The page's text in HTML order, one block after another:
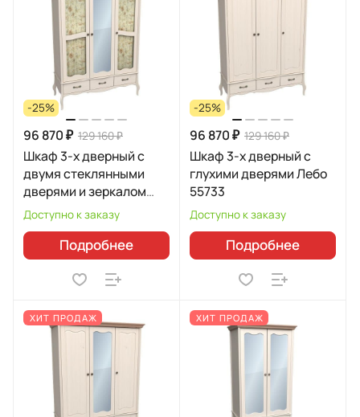
-25%
96 870 ₽ 129 160 ₽
Шкаф 3-х дверный с
двумя стеклянными
дверями и зеркалом
Лебо 55734
Доступно к заказу
Подробнее
-25%
96 870 ₽ 129 160 ₽
Шкаф 3-х дверный с
глухими дверями Лебо
55733
Доступно к заказу
Подробнее
ХИТ ПРОДАЖ ХИТ ПРОДАЖ